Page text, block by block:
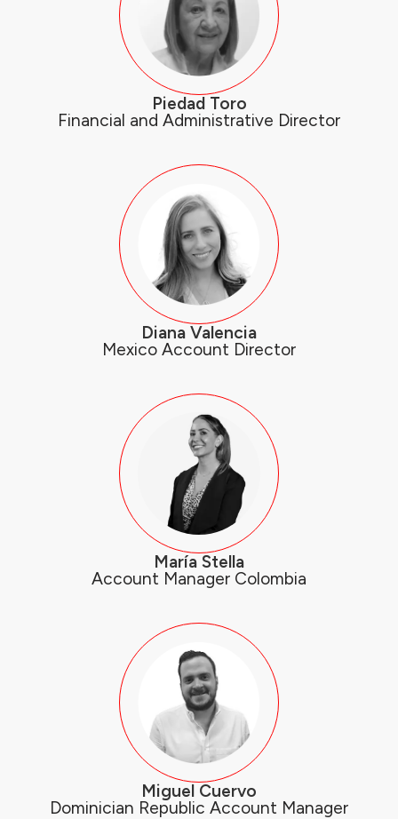
Piedad Toro
Financial and Administrative Director
Diana Valencia
Mexico Account Director
María Stella
Account Manager Colombia
Miguel Cuervo
Dominician Republic Account Manager